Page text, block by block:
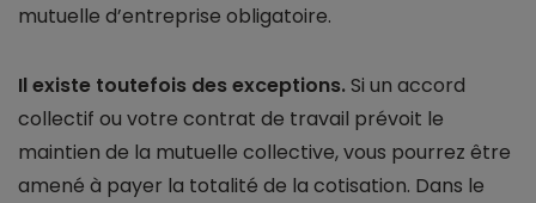
mutuelle d’entreprise obligatoire.
Il existe toutefois des exceptions.Si un accord
collectif ou votre contrat de travail prévoit le
maintien de la mutuelle collective, vous pourrez être
amené à payer la totalité de la cotisation. Dans le